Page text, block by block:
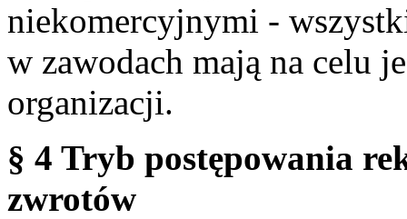
niekomercyjnymi -
w zawodach mają na celu
organizacji.
§ 4 Tryb postępowania
zwrotów